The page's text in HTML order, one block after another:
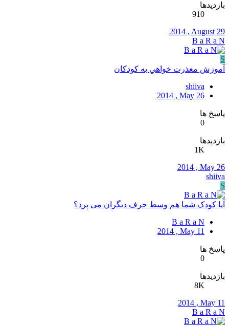
بازدیدها
910
2014 , August 29
B a R a N
S
آموزش معذرت خواهي به كودكان
shiiva
2014 , May 26
پاسخ ها
0
بازدیدها
1K
2014 , May 26
shiiva
S
آیا کودک شما هم وسط حرف دیگران می پرد؟
B a R a N
2014 , May 11
پاسخ ها
0
بازدیدها
8K
2014 , May 11
B a R a N